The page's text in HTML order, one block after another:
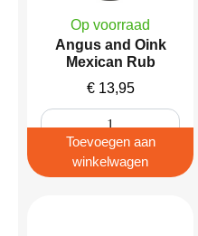
Op voorraad
Angus and Oink
Mexican Rub
€13,95
Toevoegen aan
winkelwagen